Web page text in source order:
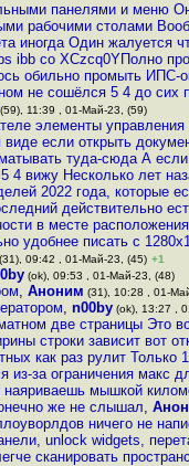
панелями и меню
рабочими столами
иногда Один жалуется
ibb co XCzcq0YПолно
обильно промыть ИПС-
не сошёлся 5 4 до сих
(59), 11:39 , 01-Май-23, (59)
элементы
виде если открыть
туда-сюда А
4 вижу Несколько лет
2022 года, которые
действительно
в месте расположения
удобнее писать с
(31), 09:42 , 01-Май-23, (45) +1
(ok), 09:53 , 01-Май-23, (48)
, Аноним (31), 10:28 , 01-
, n00by (ok), 13:27 ,
две страницы Это
строки зависит вот
как раз рулит Только
из-за ограничения макс
наяриваешь мышкой
же не слышал,
ничего не
unlock widgets,
сканировать